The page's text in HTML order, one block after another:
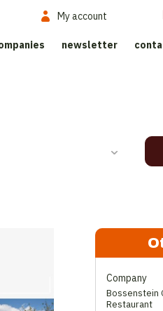
My account
newsletter
Company
Bossenstein
Restaurant